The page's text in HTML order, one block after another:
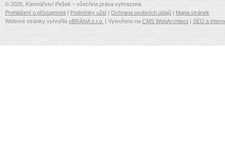
© 2026, Kamnářství Pešek – všechna práva vyhrazena
Prohlášení o přístupnosti | Podmínky užití | Ochrana osobních údajů | Mapa stránek
Webové stránky vytvořila eBRÁNA s.r.o. | Vytvořeno na CMS WebArchitect | SEO a